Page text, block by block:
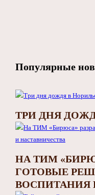
Популярные
ТРИ ДНЯ
НА ТИМ
ГОТОВЫЕ
ВОСПИТАНИЯ